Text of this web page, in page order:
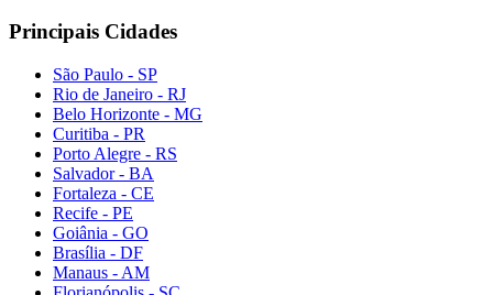
Principais Cidades
São Paulo - SP
Rio de Janeiro - RJ
Belo Horizonte - MG
Curitiba - PR
Porto Alegre - RS
Salvador - BA
Fortaleza - CE
Recife - PE
Goiânia - GO
Brasília - DF
Manaus - AM